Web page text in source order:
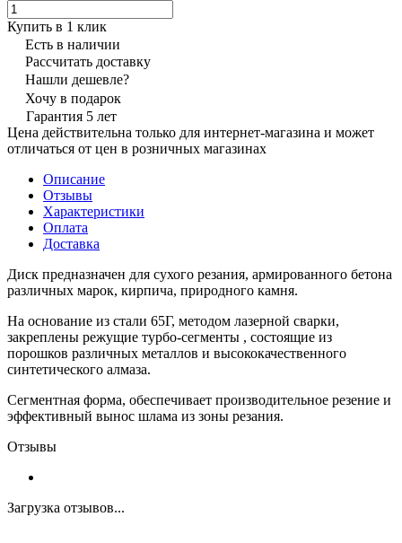
Купить в 1 клик
Есть в наличии
Рассчитать доставку
Нашли дешевле?
Хочу в подарок
Гарантия 5 лет
Цена действительна только для интернет-магазина и может
отличаться от цен в розничных магазинах
Описание
Отзывы
Характеристики
Оплата
Доставка
Диск предназначен для сухого резания, армированного бетона
различных марок, кирпича, природного камня.
На основание из стали 65Г, методом лазерной сварки,
закреплены режущие турбо-сегменты , состоящие из
порошков различных металлов и высококачественного
синтетического алмаза.
Сегментная форма, обеспечивает производительное резение и
эффективный вынос шлама из зоны резания.
Отзывы
Загрузка отзывов...